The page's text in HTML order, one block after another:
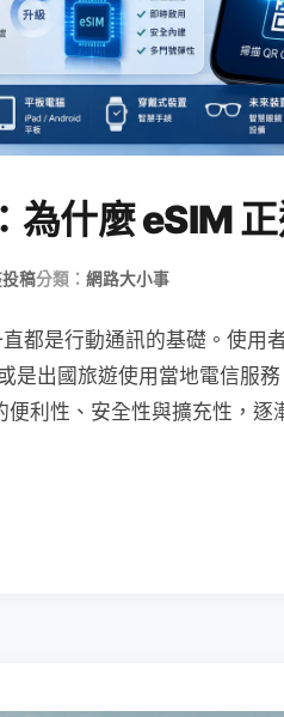
為什麼 eSIM
稿分類： 網路大小事
都是行動通訊的基礎。使用
是出國旅遊使用當地電信服
便利性、安全性與擴充性，